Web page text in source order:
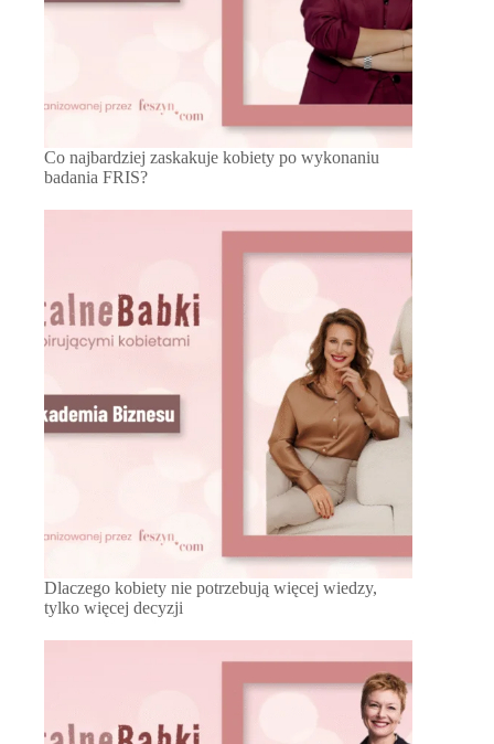
Co najbardziej zaskakuje kobiety po wykonaniu
badania FRIS?
Dlaczego kobiety nie potrzebują więcej wiedzy,
tylko więcej decyzji